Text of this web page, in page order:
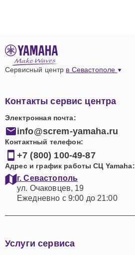
Сервисный центр в Севастополе
Контакты сервис центра
Электронная почта:
info@screm-yamaha.ru
Контактный телефон:
+7 (800) 100-49-87
Адрес и график работы СЦ Yamaha:
г. Севастополь
ул. Очаковцев, 19
Ежедневно с 9:00 до 21:00
Услуги сервиса